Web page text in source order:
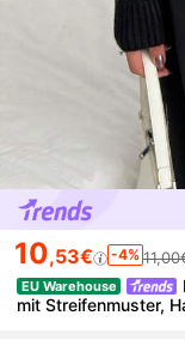
10,53€ -4%
EU Warehouse
mit Streifenmuster,